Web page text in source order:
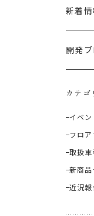
新着情
開発
カテゴ
イベ
フロア
取扱
新商品
近況報